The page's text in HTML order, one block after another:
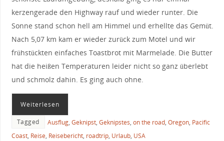
kerzengerade den Highway rauf und wieder runter. Die
Sonne stand schon hell am Himmel und erhellte das Gemüt.
Nach 5,07 km kam er wieder zurück zum Motel und wir
frühstückten einfaches Toastbrot mit Marmelade. Die Butter
hat die heißen Temperaturen leider nicht so ganz überlebt
und schmolz dahin. Es ging auch ohne.
Weiterlesen
Tagged Ausflug, Geknipst, Geknipstes, on the road, Oregon, Pacific
Coast, Reise, Reisebericht, roadtrip, Urlaub, USA